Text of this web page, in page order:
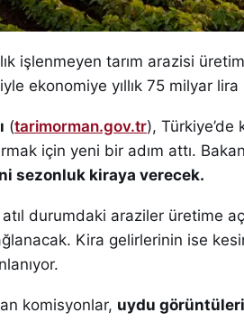
işlenmeyen tarım arazisi
ekonomiye yıllık 75 milyar
(tarimorman.gov.tr), Türkiye’de
için yeni bir adım attı.
sezonluk kiraya verecek.
durumdaki araziler üretime
Kira gelirlerinin ise
komisyonlar, uydu